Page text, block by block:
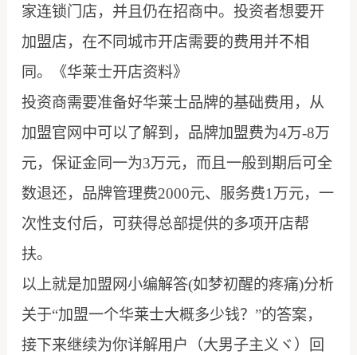
家连锁门店，并且仍在招商中。投资者想要开
加盟店，在不同城市开店需要的费用并不相
同。《华莱士开店资料》
投资商需要准备好华莱士品牌的基础费用，从
加盟官网中可以了解到，品牌加盟费为4万-8万
元，保证金同一为3万元，而且一般到期后可全
数退还，品牌管理费2000元、服务费1万元，一
次性支付后，可获得总部提供的多项开店帮
扶。
以上就是加盟网小编解答(如梦初醒的疼痛)分析
关于“加盟一个华莱士大概多少钱？”的答案，
接下来继续为你详解用户（大男子主义ヾ）回